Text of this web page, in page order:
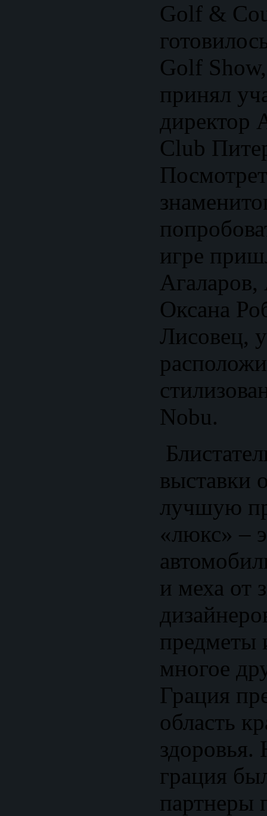
Golf &
Golf
принял
директор
Club
игре
Оксана
Лисовец,
Nobu.
выставки
лучшую
«люкс» –
и меха от
предметы
многое
Грация
область
здоровья.
грация
партнеры